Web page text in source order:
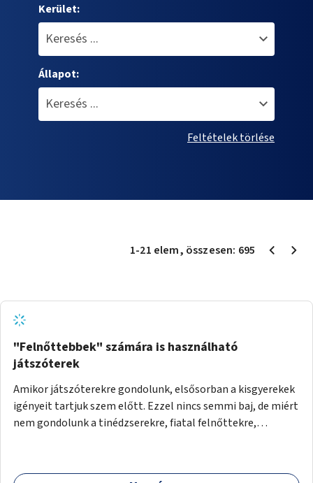
Kerület:
Állapot:
Feltételek törlése
1-21 elem, összesen: 695
"Felnőttebbek" számára is használható
játszóterek
Amikor játszóterekre gondolunk, elsősorban a kisgyerekek
igényeit tartjuk szem előtt. Ezzel nincs semmi baj, de miért
nem gondolunk a tinédzserekre, fiatal felnőttekre,
infrastruktúra. Az idősebb korosztályok játszóterének